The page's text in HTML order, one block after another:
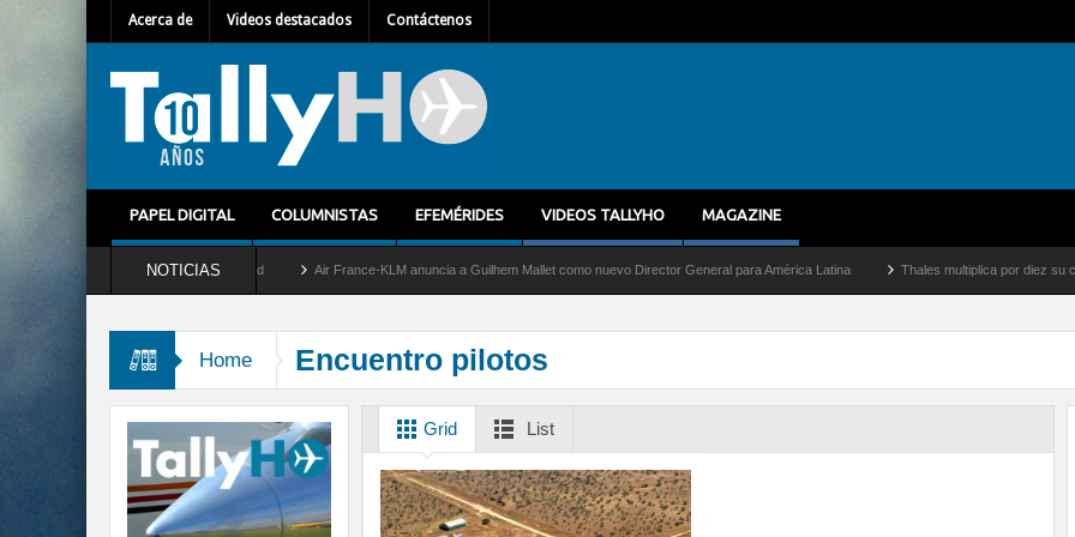
Acerca de Videos destacados Contáctenos
PAPEL DIGITAL COLUMNISTAS EFEMÉRIDES VIDEOS TALLYHO MAGAZINE
NOTICIAS
del servicio al C-2 Greyhound Air France-KLM anuncia a Guilhem Mallet como nuevo Director General para América Latina Thales multiplica por diez su
Home Encuentro pilotos
Grid List